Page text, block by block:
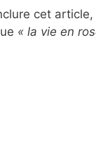
cet
« la vie en